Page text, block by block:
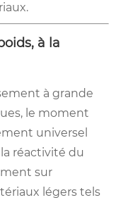
à la
à grande
le moment
universel
réactivité du
sur
légers tels